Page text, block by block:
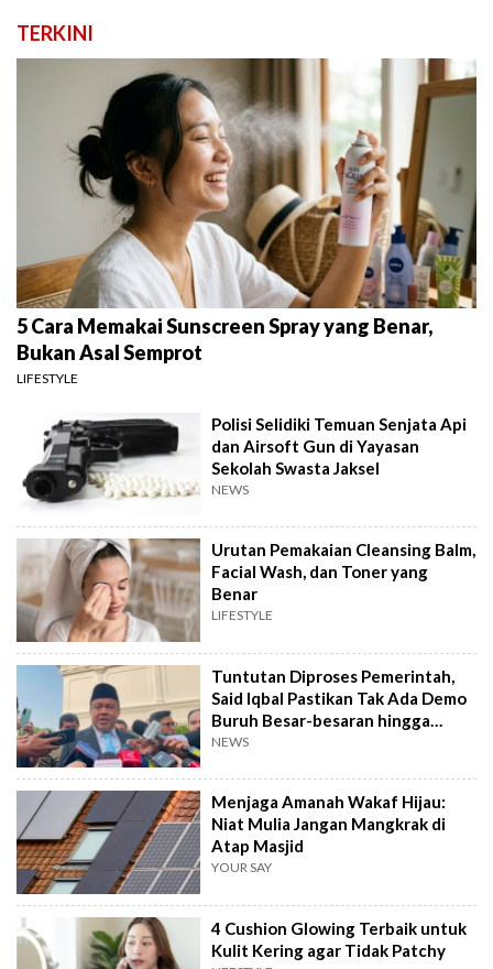
TERKINI
5 Cara Memakai Sunscreen Spray yang Benar,
Bukan Asal Semprot
LIFESTYLE
Polisi Selidiki Temuan Senjata Api
dan Airsoft Gun di Yayasan
Sekolah Swasta Jaksel
NEWS
Urutan Pemakaian Cleansing Balm,
Facial Wash, dan Toner yang
Benar
LIFESTYLE
Tuntutan Diproses Pemerintah,
Said Iqbal Pastikan Tak Ada Demo
Buruh Besar-besaran hingga
September
NEWS
Menjaga Amanah Wakaf Hijau:
Niat Mulia Jangan Mangkrak di
Atap Masjid
YOUR SAY
4 Cushion Glowing Terbaik untuk
Kulit Kering agar Tidak Patchy